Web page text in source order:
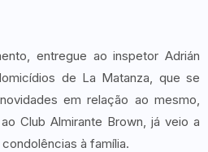
entregue ao inspetor Adrián
de La Matanza, que se
em relação ao mesmo,
Club Almirante Brown, já veio a
à família.